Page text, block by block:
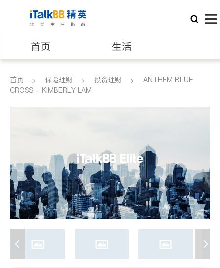
首页 生活
医生 律师
养老 非盈利组织
首页 保险理财 投资理财
ANTHEM BLUE
CROSS - KIMBERLY LAM